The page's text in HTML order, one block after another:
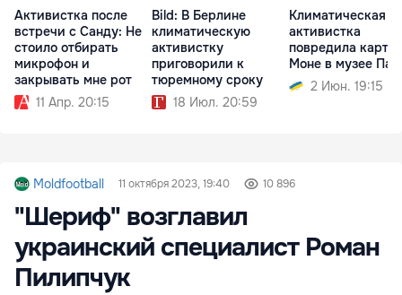
Активистка после
встречи с Санду: Не
стоило отбирать
микрофон и
закрывать мне рот
11 Апр. 20:15
Bild: В Берлине
климатическую
активистку
приговорили к
тюремному сроку
18 Июл. 20:59
Климатическая
активистка
повредила
Моне в музее
2 Июн. 19:15
Moldfootball 11 октября 2023, 19:40 10 896
"Шериф" возглавил
украинский специалист Роман
Пилипчук